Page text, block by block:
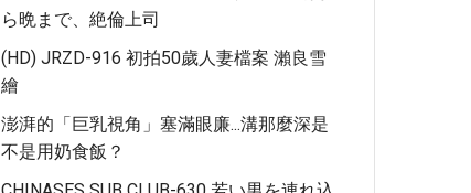
ら晩まで、絶倫上司
(HD) JRZD-916 初拍50歲人妻檔案 瀨良雪
繪
澎湃的「巨乳視角」塞滿眼廉...溝那麼深是
不是用奶食飯？